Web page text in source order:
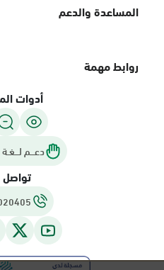
المساعدة والدعم
روابط مهمة
أدوات
دعـــم
تواصل